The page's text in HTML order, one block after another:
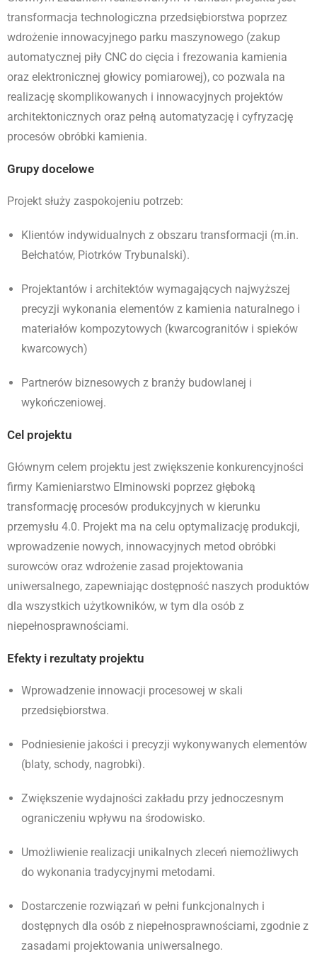
transformacja technologiczna przedsiębiorstwa poprzez
wdrożenie innowacyjnego parku maszynowego (zakup
automatycznej piły CNC do cięcia i frezowania kamienia
oraz elektronicznej głowicy pomiarowej), co pozwala na
realizację skomplikowanych i innowacyjnych projektów
architektonicznych oraz pełną automatyzację i cyfryzację
procesów obróbki kamienia.
Grupy docelowe
Projekt służy zaspokojeniu potrzeb:
Klientów indywidualnych z obszaru transformacji (m.in.
Bełchatów, Piotrków Trybunalski).
Projektantów i architektów wymagających najwyższej
precyzji wykonania elementów z kamienia naturalnego i
materiałów kompozytowych (kwarcogranitów i spieków
kwarcowych)
Partnerów biznesowych z branży budowlanej i
wykończeniowej.
Cel projektu
Głównym celem projektu jest zwiększenie konkurencyjności
firmy Kamieniarstwo Elminowski poprzez głęboką
transformację procesów produkcyjnych w kierunku
przemysłu 4.0. Projekt ma na celu optymalizację produkcji,
wprowadzenie nowych, innowacyjnych metod obróbki
surowców oraz wdrożenie zasad projektowania
uniwersalnego, zapewniając dostępność naszych produktów
dla wszystkich użytkowników, w tym dla osób z
niepełnosprawnościami.
Efekty i rezultaty projektu
Wprowadzenie innowacji procesowej w skali
przedsiębiorstwa.
Podniesienie jakości i precyzji wykonywanych elementów
(blaty, schody, nagrobki).
Zwiększenie wydajności zakładu przy jednoczesnym
ograniczeniu wpływu na środowisko.
Umożliwienie realizacji unikalnych zleceń niemożliwych
do wykonania tradycyjnymi metodami.
Dostarczenie rozwiązań w pełni funkcjonalnych i
dostępnych dla osób z niepełnosprawnościami, zgodnie z
zasadami projektowania uniwersalnego.